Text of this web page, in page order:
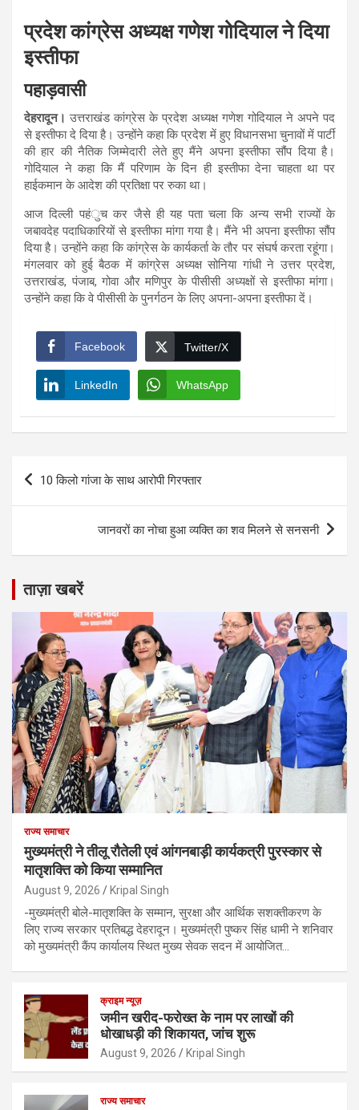
प्रदेश कांग्रेस अध्यक्ष गणेश गोदियाल ने दिया
इस्तीफा
पहाड़वासी
देहरादून। उत्तराखंड कांग्रेस के प्रदेश अध्यक्ष गणेश गोदियाल ने अपने पद
से इस्तीफा दे दिया है। उन्होंने कहा कि प्रदेश में हुए विधानसभा चुनावों में पार्टी
की हार की नैतिक जिम्मेदारी लेते हुए मैंने अपना इस्तीफा सौंप दिया है।
गोदियाल ने कहा कि मैं परिणाम के दिन ही इस्तीफा देना चाहता था पर
हाईकमान के आदेश की प्रतिक्षा पर रुका था।
आज दिल्ली पहंुच कर जैसे ही यह पता चला कि अन्य सभी राज्यों के
जबावदेह पदाधिकारियों से इस्तीफा मांगा गया है। मैंने भी अपना इस्तीफा सौंप
दिया है। उन्होंने कहा कि कांग्रेस के कार्यकर्ता के तौर पर संघर्ष करता रहूंगा।
मंगलवार को हुई बैठक में कांग्रेस अध्यक्ष सोनिया गांधी ने उत्तर प्रदेश,
उत्तराखंड, पंजाब, गोवा और मणिपुर के पीसीसी अध्यक्षों से इस्तीफा मांगा।
उन्होंने कहा कि वे पीसीसी के पुनर्गठन के लिए अपना-अपना इस्तीफा दें।
Facebook Twitter/X
LinkedIn WhatsApp
Post
10 किलो गांजा के साथ आरोपी गिरफ्तार
जानवरों का नोचा हुआ व्यक्ति का शव मिलने से सनसनी
ताज़ा खबरें
राज्य समाचार
मुख्यमंत्री ने तीलू रौतेली एवं आंगनबाड़ी कार्यकत्री पुरस्कार से
मातृशक्ति को किया सम्मानित
August 9, 2026 Kripal Singh
-मुख्यमंत्री बोले-मातृशक्ति के सम्मान, सुरक्षा और आर्थिक सशक्तीकरण के
लिए राज्य सरकार प्रतिबद्ध देहरादून। मुख्यमंत्री पुष्कर सिंह धामी ने शनिवार
को मुख्यमंत्री कैंप कार्यालय स्थित मुख्य सेवक सदन में आयोजित…
क्राइम न्यूज़
जमीन खरीद-फरोख्त के नाम पर लाखों की
धोखाधड़ी की शिकायत, जांच शुरू
August 9, 2026 Kripal Singh
राज्य समाचार